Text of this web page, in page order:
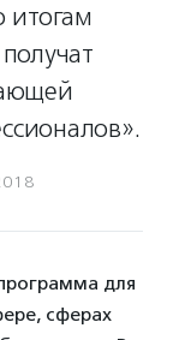
итогам
для
сферах